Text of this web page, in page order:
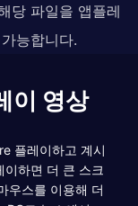
당 파일을 앱플레
능합니다.
이 영상
플레이하고 계시
하면 더 큰 스크
우스를 이용해 더